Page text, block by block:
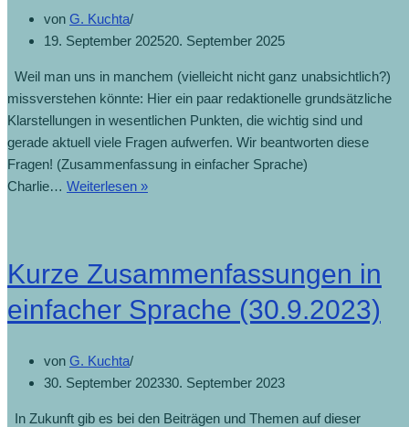
von G. Kuchta
19. September 202520. September 2025
Weil man uns in manchem (vielleicht nicht ganz unabsichtlich?)
missverstehen könnte: Hier ein paar redaktionelle grundsätzliche
Klarstellungen in wesentlichen Punkten, die wichtig sind und
gerade aktuell viele Fragen aufwerfen. Wir beantworten diese
Fragen! (Zusammenfassung in einfacher Sprache)
Charlie… Weiterlesen »
Kurze Zusammenfassungen in
einfacher Sprache (30.9.2023)
von G. Kuchta
30. September 202330. September 2023
In Zukunft gib es bei den Beiträgen und Themen auf dieser